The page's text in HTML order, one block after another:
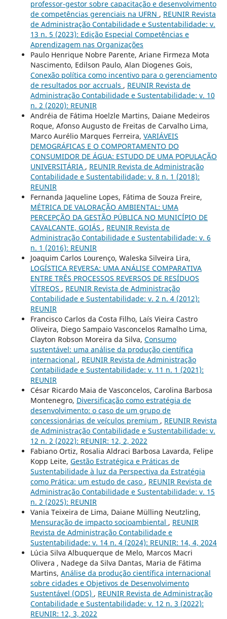
professor-gestor sobre capacitação e desenvolvimento
de competências gerenciais na UFRN , REUNIR Revista
de Administração Contabilidade e Sustentabilidade: v.
13 n. 5 (2023): Edição Especial Competências e
Aprendizagem nas Organizações
Paulo Henrique Nobre Parente, Ariane Firmeza Mota
Nascimento, Edilson Paulo, Alan Diogenes Gois,
Conexão política como incentivo para o gerenciamento
de resultados por accruals , REUNIR Revista de
Administração Contabilidade e Sustentabilidade: v. 10
n. 2 (2020): REUNIR
Andréia de Fátima Hoelzle Martins, Daiane Medeiros
Roque, Afonso Augusto de Freitas de Carvalho Lima,
Marco Aurélio Marques Ferreira, VARIÁVEIS
DEMOGRÁFICAS E O COMPORTAMENTO DO
CONSUMIDOR DE ÁGUA: ESTUDO DE UMA POPULAÇÃO
UNIVERSITÁRIA , REUNIR Revista de Administração
Contabilidade e Sustentabilidade: v. 8 n. 1 (2018):
REUNIR
Fernanda Jaqueline Lopes, Fátima de Souza Freire,
MÉTRICA DE VALORAÇÃO AMBIENTAL: UMA
PERCEPÇÃO DA GESTÃO PÚBLICA NO MUNICÍPIO DE
CAVALCANTE, GOIÁS , REUNIR Revista de
Administração Contabilidade e Sustentabilidade: v. 6
n. 1 (2016): REUNIR
Joaquim Carlos Lourenço, Waleska Silveira Lira,
LOGÍSTICA REVERSA: UMA ANÁLISE COMPARATIVA
ENTRE TRÊS PROCESSOS REVERSOS DE RESÍDUOS
VÍTREOS , REUNIR Revista de Administração
Contabilidade e Sustentabilidade: v. 2 n. 4 (2012):
REUNIR
Francisco Carlos da Costa Filho, Laís Vieira Castro
Oliveira, Diego Sampaio Vasconcelos Ramalho Lima,
Clayton Robson Moreira da Silva, Consumo
sustentável: uma análise da produção científica
internacional , REUNIR Revista de Administração
Contabilidade e Sustentabilidade: v. 11 n. 1 (2021):
REUNIR
César Ricardo Maia de Vasconcelos, Carolina Barbosa
Montenegro, Diversificação como estratégia de
desenvolvimento: o caso de um grupo de
concessionárias de veículos premium , REUNIR Revista
de Administração Contabilidade e Sustentabilidade: v.
12 n. 2 (2022): REUNIR: 12, 2, 2022
Fabiano Ortiz, Rosalia Aldraci Barbosa Lavarda, Felipe
Kopp Leite, Gestão Estratégica e Práticas de
Sustentabilidade à luz da Perspectiva da Estratégia
como Prática: um estudo de caso , REUNIR Revista de
Administração Contabilidade e Sustentabilidade: v. 15
n. 2 (2025): REUNIR
Vania Teixeira de Lima, Daiane Mülling Neutzling,
Mensuração de impacto socioambiental , REUNIR
Revista de Administração Contabilidade e
Sustentabilidade: v. 14 n. 4 (2024): REUNIR: 14, 4, 2024
Lúcia Silva Albuquerque de Melo, Marcos Macri
Olivera , Nadege da Silva Dantas, Maria de Fátima
Martins, Análise da produção científica internacional
sobre cidades e Objetivos de Desenvolvimento
Sustentável (ODS) , REUNIR Revista de Administração
Contabilidade e Sustentabilidade: v. 12 n. 3 (2022):
REUNIR: 12, 3, 2022